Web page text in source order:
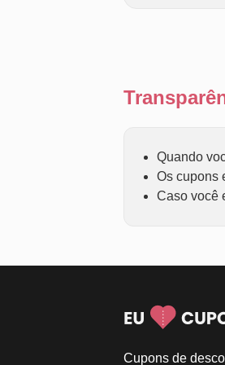
Quando
Os cupons
Caso você
Cupons de